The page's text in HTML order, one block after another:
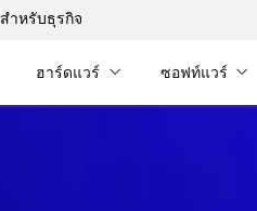
สำหรับธุรกิจ
ฮาร์ดแวร์ ซอฟท์แวร์